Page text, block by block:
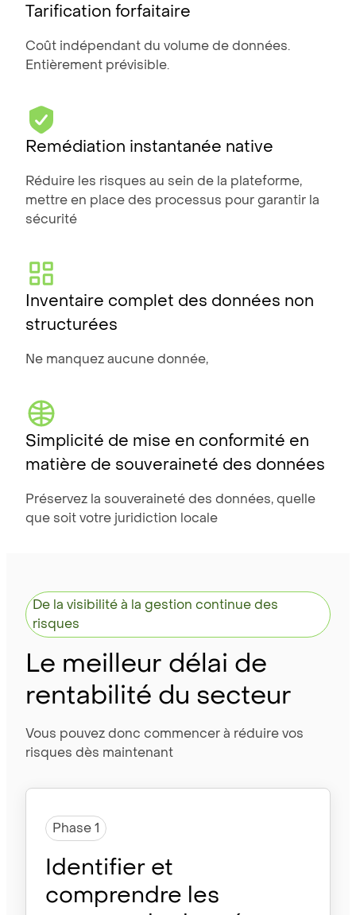
Tarification forfaitaire
Coût indépendant du volume de données.
Entièrement prévisible.
Remédiation instantanée native
Réduire les risques au sein de la plateforme,
mettre en place des processus pour garantir la
sécurité
Inventaire complet des données non
structurées
Ne manquez aucune donnée,
Simplicité de mise en conformité en
matière de souveraineté des données
Préservez la souveraineté des données, quelle
que soit votre juridiction locale
De la visibilité à la gestion continue des
risques
Le meilleur délai de
rentabilité du secteur
Vous pouvez donc commencer à réduire vos
risques dès maintenant
Phase 1
Identifier et
comprendre les